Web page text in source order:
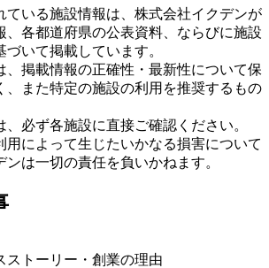
ている施設情報は、株式会社イクデンが
、各都道府県の公表資料、ならびに施設
いて掲載しています。
、掲載情報の正確性・最新性について保
、また特定の施設の利用を推奨するもの
、必ず各施設に直接ご確認ください。
用によって生じたいかなる損害について
ンは一切の責任を負いかねます。
ストーリー・創業の理由